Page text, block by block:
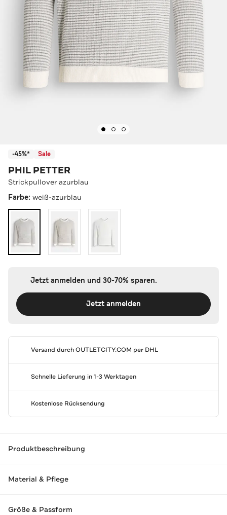
-45%* Sale
PHIL PETTER
Strickpullover azurblau
Farbe: weiß-azurblau
Jetzt anmelden und 30-70% sparen.
Jetzt anmelden
Versand durchOUTLETCITY.COM per DHL
Schnelle Lieferung in 1-3 Werktagen
Kostenlose Rücksendung
Produktbeschreibung
Material & Pflege
Größe & Passform